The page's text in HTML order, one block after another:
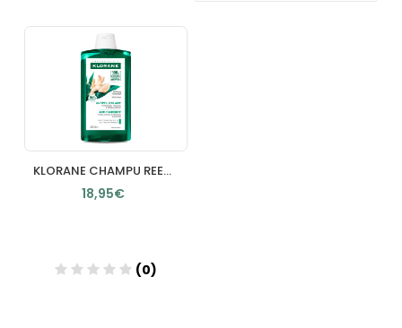
KLORANE CHAMPU REEQUILIBRANTE A LA GALANGA 400 ML
18,95€
(0)